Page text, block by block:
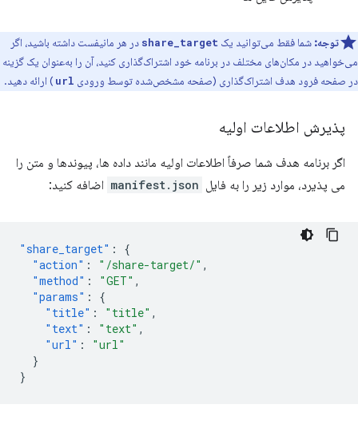
توجه: شما فقط می‌توانید یک share_target در هر مانیفست داشته باشید، اگر
می‌خواهید در مکان‌های مختلف در برنامه خود اشتراک‌گذاری کنید، آن را به‌عنوان یک گزینه
در صفحه فرود هدف اشتراک‌گذاری (صفحه مشخص‌شده توسط ورودی url ) ارائه دهید.
پذیرش اطلاعات اولیه
اگر برنامه هدف شما صرفاً اطلاعات اولیه مانند داده ها، پیوندها و متن را
می پذیرد، موارد زیر را به فایل manifest.json اضافه کنید:
"share_target" :
{
"action" : "/share-target/" ,
"method" : "GET" ,
"params" :
{
"title" : "title" ,
"text" : "text" ,
"url" :
"url"
}
}